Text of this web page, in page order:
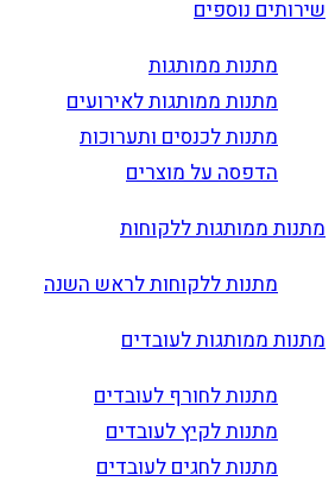
שירותים נוספים
מתנות ממותגות
מתנות ממותגות לאירועים
מתנות לכנסים ותערוכות
הדפסה על מוצרים
מתנות ממותגות ללקוחות
מתנות ללקוחות לראש השנה
מתנות ממותגות לעובדים
מתנות לחורף לעובדים
מתנות לקיץ לעובדים
מתנות לחגים לעובדים